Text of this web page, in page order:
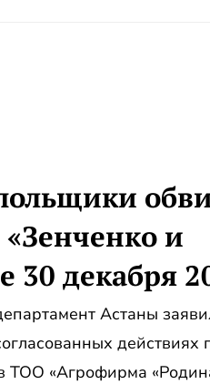
и
30 декабря
Астаны
действиях
ТОО «Агрофирма